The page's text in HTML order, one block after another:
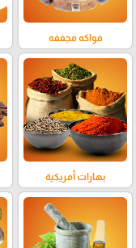
فواكه مجففه
بهارات أمريكية